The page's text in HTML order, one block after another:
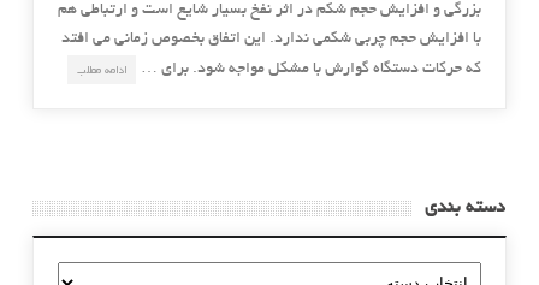
بزرگی و افزایش حجم شکم در اثر نفخ بسیار شایع است و ارتباطی هم
با افزایش حجم چربی شکمی ندارد. این اتفاق بخصوص زمانی می افتد
که حرکات دستگاه گوارش با مشکل مواجه شود. برای …
ادامه مطلب
دسته بندی
دسته